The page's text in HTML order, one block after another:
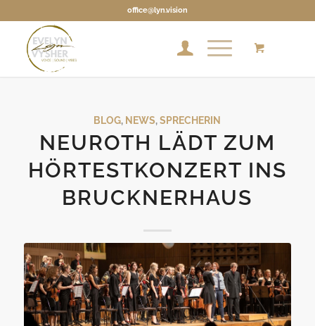
office@lyn.vision
BLOG, NEWS,SPRECHERIN
NEUROTH LÄDT ZUM
HÖRTESTKONZERT INS
BRUCKNERHAUS